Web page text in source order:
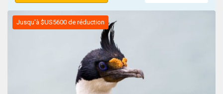
Jusqu'à $US5600 de réduction